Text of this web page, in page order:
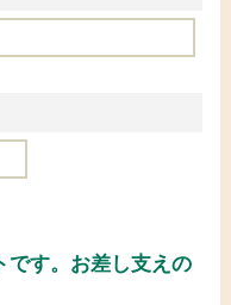
です。お差し支えの